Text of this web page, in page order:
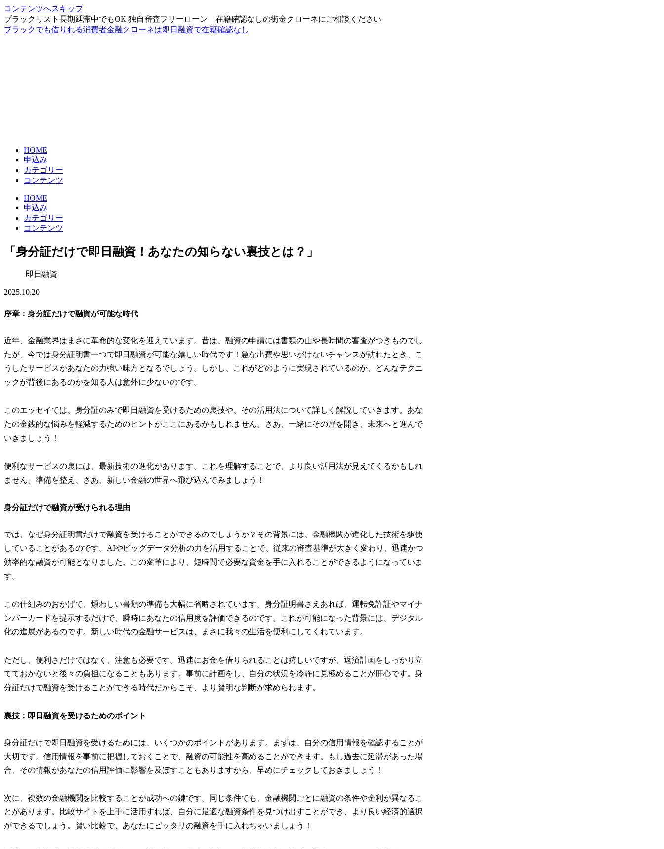
コンテンツへスキップ
ブラックリスト長期延滞中でもOK 独自審査フリーローン 在籍確認なしの街金クローネにご相談ください
ブラックでも借りれる消費者金融クローネは即日融資で在籍確認なし
HOME
申込み
カテゴリー
コンテンツ
HOME
申込み
カテゴリー
コンテンツ
「身分証だけで即日融資！あなたの知らない裏技とは？」
即日融資
2025.10.20
序章：身分証だけで融資が可能な時代
近年、金融業界はまさに革命的な変化を迎えています。昔は、融資の申請には書類の山や長時間の審査がつきものでし
たが、今では身分証明書一つで即日融資が可能な嬉しい時代です！急な出費や思いがけないチャンスが訪れたとき、こ
うしたサービスがあなたの力強い味方となるでしょう。しかし、これがどのように実現されているのか、どんなテクニ
ックが背後にあるのかを知る人は意外に少ないのです。
このエッセイでは、身分証のみで即日融資を受けるための裏技や、その活用法について詳しく解説していきます。あな
たの金銭的な悩みを軽減するためのヒントがここにあるかもしれません。さあ、一緒にその扉を開き、未来へと進んで
いきましょう！
便利なサービスの裏には、最新技術の進化があります。これを理解することで、より良い活用法が見えてくるかもしれ
ません。準備を整え、さあ、新しい金融の世界へ飛び込んでみましょう！
身分証だけで融資が受けられる理由
では、なぜ身分証明書だけで融資を受けることができるのでしょうか？その背景には、金融機関が進化した技術を駆使
していることがあるのです。AIやビッグデータ分析の力を活用することで、従来の審査基準が大きく変わり、迅速かつ
効率的な融資が可能となりました。この変革により、短時間で必要な資金を手に入れることができるようになっていま
す。
この仕組みのおかげで、煩わしい書類の準備も大幅に省略されています。身分証明書さえあれば、運転免許証やマイナ
ンバーカードを提示するだけで、瞬時にあなたの信用度を評価できるのです。これが可能になった背景には、デジタル
化の進展があるのです。新しい時代の金融サービスは、まさに我々の生活を便利にしてくれています。
ただし、便利さだけではなく、注意も必要です。迅速にお金を借りられることは嬉しいですが、返済計画をしっかり立
てておかないと後々の負担になることもあります。事前に計画をし、自分の状況を冷静に見極めることが肝心です。身
分証だけで融資を受けることができる時代だからこそ、より賢明な判断が求められます。
裏技：即日融資を受けるためのポイント
身分証だけで即日融資を受けるためには、いくつかのポイントがあります。まずは、自分の信用情報を確認することが
大切です。信用情報を事前に把握しておくことで、融資の可能性を高めることができます。もし過去に延滞があった場
合、その情報があなたの信用評価に影響を及ぼすこともありますから、早めにチェックしておきましょう！
次に、複数の金融機関を比較することが成功への鍵です。同じ条件でも、金融機関ごとに融資の条件や金利が異なるこ
とがあります。比較サイトを上手に活用すれば、自分に最適な融資条件を見つけ出すことができ、より良い経済的選択
ができるでしょう。賢い比較で、あなたにピッタリの融資を手に入れちゃいましょう！